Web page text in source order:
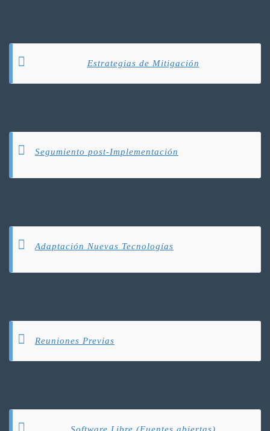
Estrategias de Mitigación
Segumiento post-Implementación
Adaptación Nuevas Tecnologías
Reuniones Previas